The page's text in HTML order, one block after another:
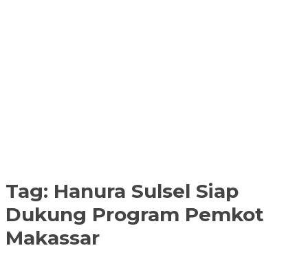
Tag: Hanura Sulsel Siap
Dukung Program Pemkot
Makassar